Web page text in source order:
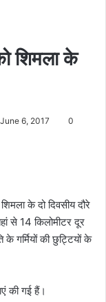
शिमला के
6, 2017 0
के दो दिवसीय दौरे
से 14 किलोमीटर दूर
के गर्मियों की छुट्टियों के
की गई हैं।